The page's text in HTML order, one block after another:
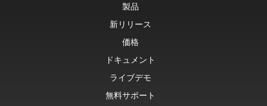
製品
新リリース
価格
ドキュメント
ライブデモ
無料サポート